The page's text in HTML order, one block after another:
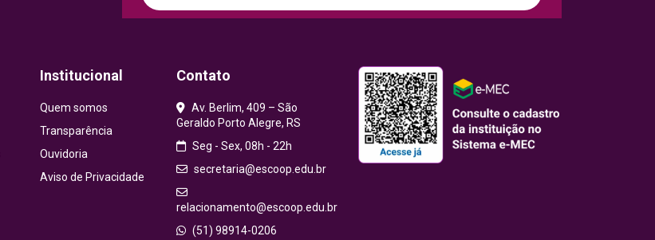
Institucional
Quem somos
Transparência
Ouvidoria
Aviso de Privacidade
Contato
Av. Berlim, 409 – São
Geraldo Porto Alegre, RS
Seg - Sex, 08h - 22h
secretaria@escoop.edu.br
relacionamento@escoop.edu.br
(51) 98914-0206